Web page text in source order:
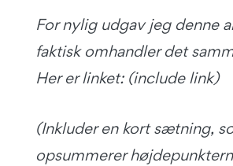
For nylig udgav jeg denne
faktisk omhandler det
Her er linket: (include link)
(Inkluder en kort sætning,
opsummerer